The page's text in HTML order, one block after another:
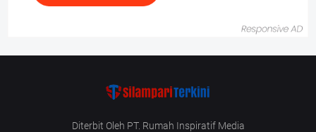
Diterbit Oleh PT. Rumah Inspiratif Media